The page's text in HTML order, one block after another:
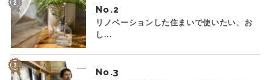
No.
リノベーションした住まいで使いたい、お
し...
No.